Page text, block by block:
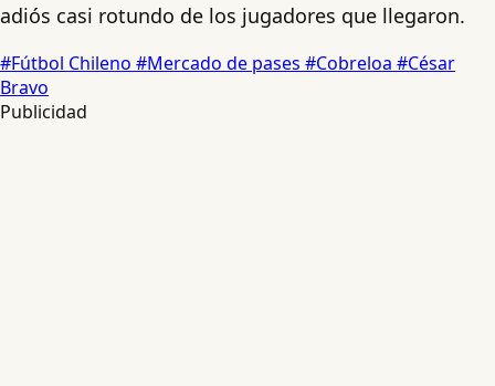
adiós casi rotundo de los jugadores que llegaron.
#Fútbol Chileno #Mercado de pases #Cobreloa #César
Bravo
Publicidad